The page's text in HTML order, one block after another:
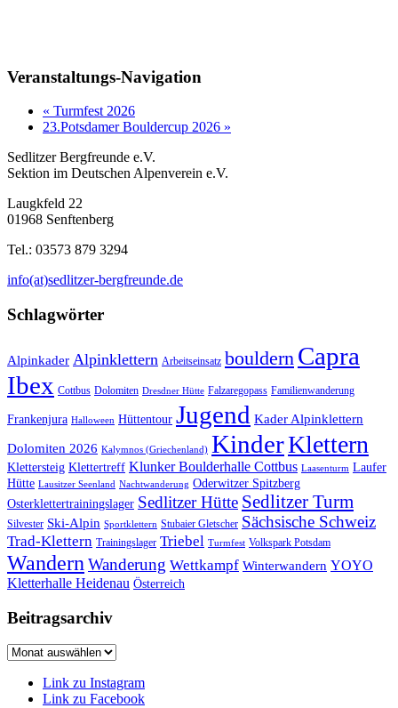
Veranstaltungs-Navigation
« Turmfest 2026
23.Potsdamer Bouldercup 2026 »
Sedlitzer Bergfreunde e.V.
Sektion im Deutschen Alpenverein e.V.
Laugkfeld 22
01968 Senftenberg
Tel.: 03573 879 3294
info(at)sedlitzer-bergfreunde.de
Schlagwörter
Alpinkader Alpinklettern Arbeitseinsatz bouldern Capra
Ibex Cottbus Dolomiten Dresdner Hütte Falzaregopass Familienwanderung
Frankenjura Halloween Hüttentour Jugend Kader Alpinklettern
Dolomiten 2026 Kalymnos (Griechenland) KinderKlettern
Klettersteig Klettertreff Klunker Boulderhalle Cottbus Laasenturm Laufer
Hütte Lausitzer Seenland Nachtwanderung Oderwitzer Spitzberg
Osterklettertrainingslager Sedlitzer Hütte Sedlitzer Turm
Silvester Ski-Alpin Sportklettern Stubaier Gletscher Sächsische Schweiz
Trad-Klettern Trainingslager Triebel Turmfest Volkspark Potsdam
Wandern Wanderung Wettkampf Winterwandern YOYO
Kletterhalle Heidenau Österreich
Beitragsarchiv
Beitragsarchiv
Link zu Instagram
Link zu Facebook